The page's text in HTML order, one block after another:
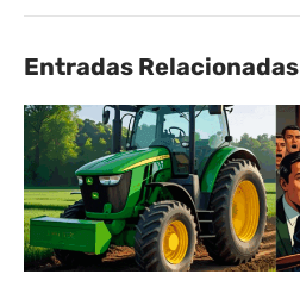
Entradas Relacionadas